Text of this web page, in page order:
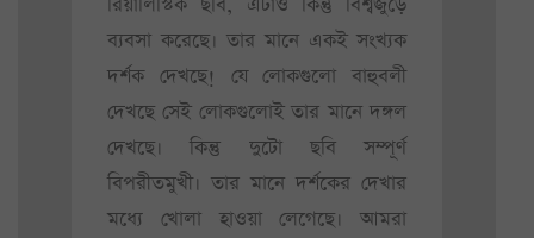
রিয়ালিস্টিক ছবি, এটাও কিন্তু বিশ্বজুড়ে
ব্যবসা করেছে। তার মানে একই সংখ্যক
দর্শক দেখছে! যে লোকগুলো বাহুবলী
দেখছে সেই লোকগুলোই তার মানে দঙ্গল
দেখছে। কিন্তু দুটো ছবি সম্পূর্ণ
বিপরীতমুখী। তার মানে দর্শকের দেখার
মধ্যে খোলা হাওয়া লেগেছে। আমরা